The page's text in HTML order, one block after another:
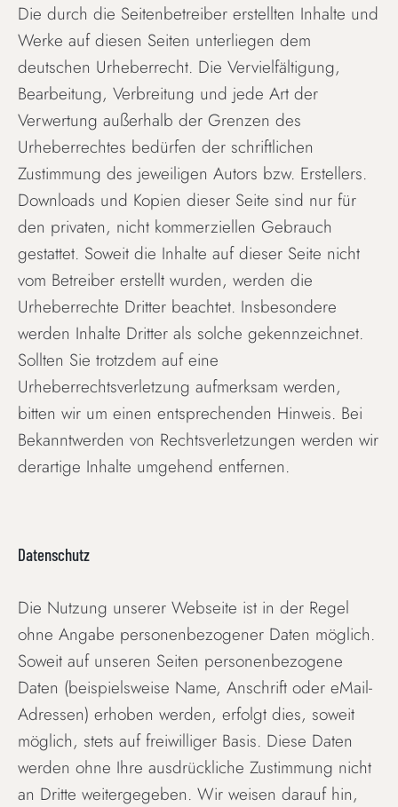
Die durch die Seitenbetreiber erstellten Inhalte und
Werke auf diesen Seiten unterliegen dem
deutschen Urheberrecht. Die Vervielfältigung,
Bearbeitung, Verbreitung und jede Art der
Verwertung außerhalb der Grenzen des
Urheberrechtes bedürfen der schriftlichen
Zustimmung des jeweiligen Autors bzw. Erstellers.
Downloads und Kopien dieser Seite sind nur für
den privaten, nicht kommerziellen Gebrauch
gestattet. Soweit die Inhalte auf dieser Seite nicht
vom Betreiber erstellt wurden, werden die
Urheberrechte Dritter beachtet. Insbesondere
werden Inhalte Dritter als solche gekennzeichnet.
Sollten Sie trotzdem auf eine
Urheberrechtsverletzung aufmerksam werden,
bitten wir um einen entsprechenden Hinweis. Bei
Bekanntwerden von Rechtsverletzungen werden wir
derartige Inhalte umgehend entfernen.
Datenschutz
Die Nutzung unserer Webseite ist in der Regel
ohne Angabe personenbezogener Daten möglich.
Soweit auf unseren Seiten personenbezogene
Daten (beispielsweise Name, Anschrift oder eMail-
Adressen) erhoben werden, erfolgt dies, soweit
möglich, stets auf freiwilliger Basis. Diese Daten
werden ohne Ihre ausdrückliche Zustimmung nicht
an Dritte weitergegeben. Wir weisen darauf hin,